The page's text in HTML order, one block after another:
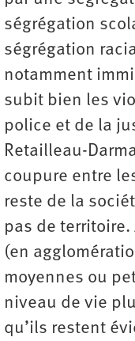
ségrégation
ségrégation
notamment
subit bien les
police et de la
Retailleau-
coupure entre
reste de la
pas de
(en
moyennes ou
niveau de vie
qu’ils restent